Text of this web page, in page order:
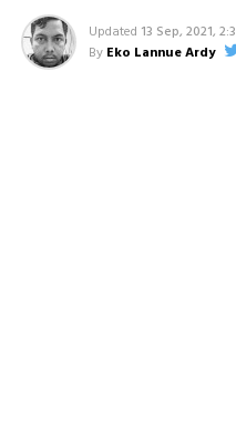
Updated 13 Sep, 2021,
By Eko Lannue Ardy